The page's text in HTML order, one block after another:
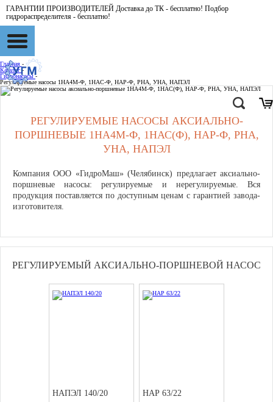
ГАРАНТИИ ПРОИЗВОДИТЕЛЕЙ Доставка до ТК - бесплатно! Подбор
гидрораспределителя - бесплатно!
Главная -
Каталог -
Гидронасосы -
Регулируемые насосы 1НА4М-Ф, 1НАС-Ф, НАР-Ф, РНА, УНА, НАПЭЛ
РЕГУЛИРУЕМЫЕ НАСОСЫ АКСИАЛЬНО-
ПОРШНЕВЫЕ 1НА4М-Ф, 1НАС(Ф), НАР-Ф, РНА,
УНА, НАПЭЛ
Компания ООО «ГидроМаш» (Челябинск) предлагает аксиально-
поршневые насосы: регулируемые и нерегулируемые. Вся
продукция поставляется по доступным ценам с гарантией завода-
изготовителя.
РЕГУЛИРУЕМЫЙ АКСИАЛЬНО-ПОРШНЕВОЙ НАСОС
НАПЭЛ 140/20
НАР 63/22